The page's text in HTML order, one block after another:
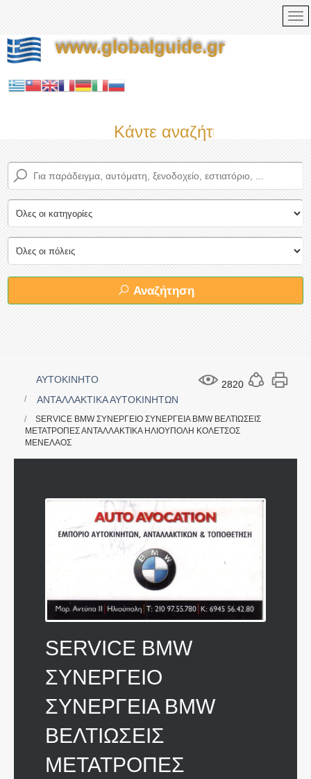
www.globalguide.gr
Κάντε αναζήτηση τώρα
Αναζήτηση
2820
ΑΥΤΟΚΙΝΗΤΟ
ΑΝΤΑΛΛΑΚΤΙΚΑ ΑΥΤΟΚΙΝΗΤΩΝ
SERVICE BMW ΣΥΝΕΡΓΕΙΟ ΣΥΝΕΡΓΕΙΑ BMW ΒΕΛΤΙΩΣΕΙΣ
ΜΕΤΑΤΡΟΠΕΣ ΑΝΤΑΛΛΑΚΤΙΚΑ ΗΛΙΟΥΠΟΛΗ ΚΟΛΕΤΣΟΣ
ΜΕΝΕΛΑΟΣ
SERVICE BMW
ΣΥΝΕΡΓΕΙΟ
ΣΥΝΕΡΓΕΙΑ BMW
ΒΕΛΤΙΩΣΕΙΣ
ΜΕΤΑΤΡΟΠΕΣ